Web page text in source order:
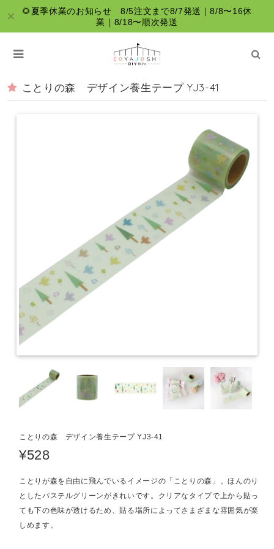
🌻夏季休業のお知らせ 8/5注文まで8/7発送｜8/8〜16休
業｜8/18〜順次発送
ことりの森 デザイン養生テープ YJ3-41
ことりの森 デザイン養生テープ YJ3-41
¥528
ことりが森を自由に飛んでいるイメージの「ことりの森」。ほんのり
としたパステルグリーンがきれいです。クリアなタイプで上から貼っ
ても下の色味が透けるため、貼る場所によってさまざまな雰囲気が楽
しめます。